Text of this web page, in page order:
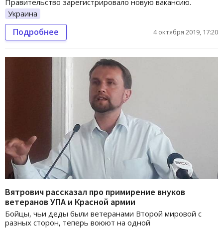
Украина
Подробнее 4 октября 2019, 17:20
Вятрович рассказал про примирение внуков
ветеранов УПА и Красной армии
Бойцы, чьи деды были ветеранами Второй мировой с
разных сторон, теперь воюют на одной